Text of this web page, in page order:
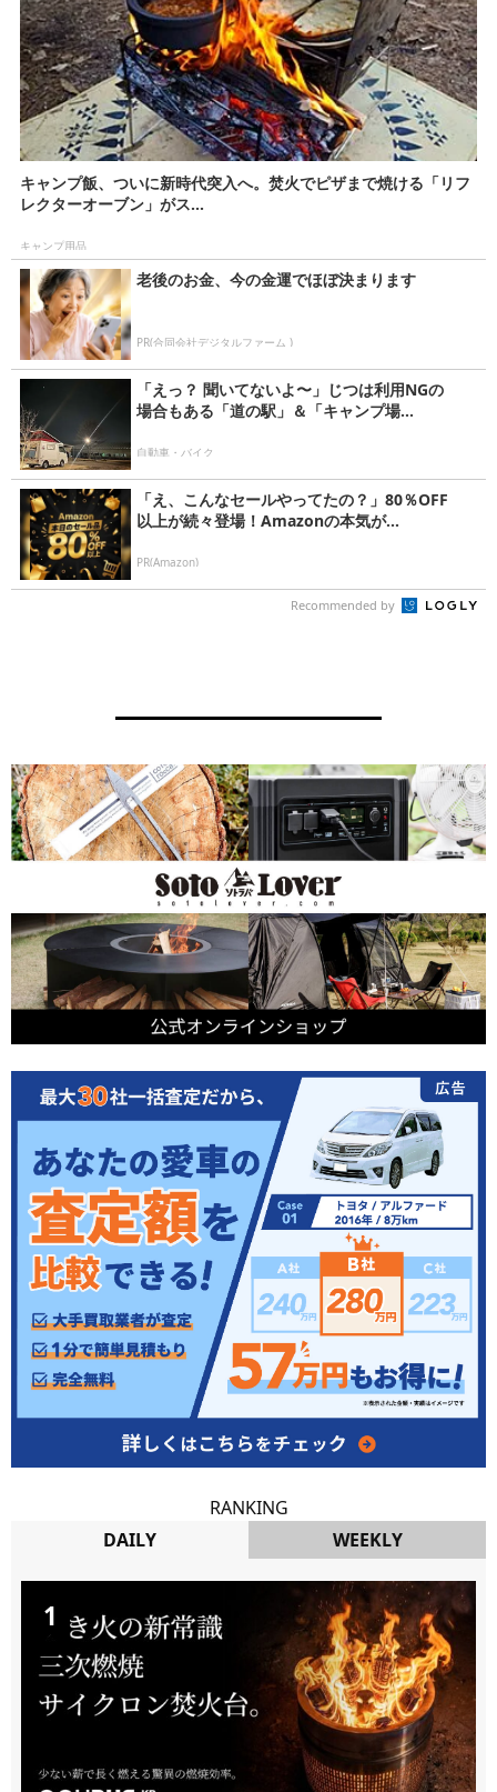
キャンプ飯、ついに新時代突入へ。焚火でピザまで焼ける「リフ
レクターオーブン」がス...
キャンプ用品
老後のお金、今の金運でほぼ決まります
PR(合同会社デジタルファーム )
「えっ？ 聞いてないよ〜」じつは利用NGの
場合もある「道の駅」＆「キャンプ場...
自動車・バイク
「え、こんなセールやってたの？」80％OFF
以上が続々登場！Amazonの本気が...
PR(Amazon)
Recommended by
RANKING
DAILY
WEEKLY